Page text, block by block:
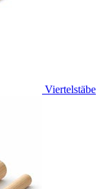
Viertelstäbe